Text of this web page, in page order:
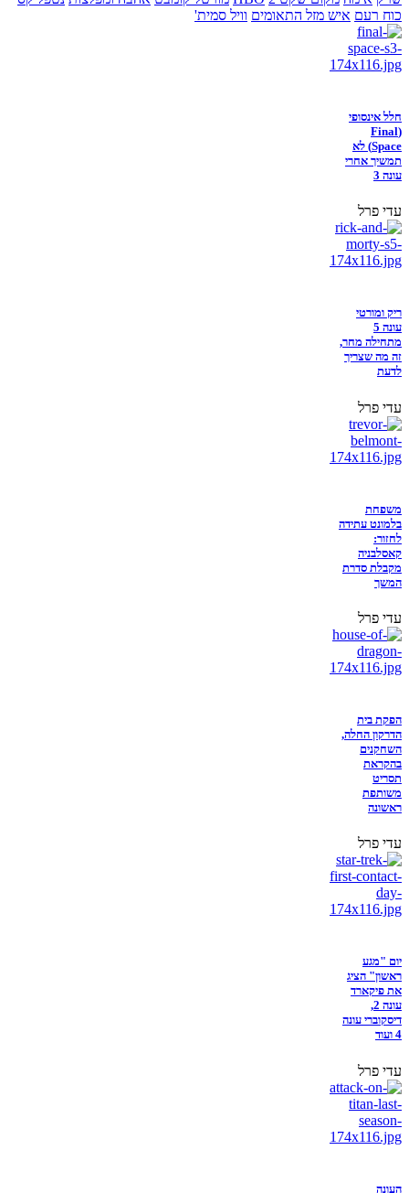
כוח רעם איש מזל התאומים וויל סמית'
חלל אינסופי
(Final
Space) לא
תמשיך אחרי
עונה 3
עדי פרל
ריק ומורטי
עונה 5
מתחילה מחר,
זה מה שצריך
לדעת
עדי פרל
משפחת
בלמונט עתידה
לחזור:
קאסלבניה
מקבלת סדרת
המשך
עדי פרל
הפקת בית
הדרקון החלה,
השחקנים
בהקראת
תסריט
משותפת
ראשונה
עדי פרל
יום "מגע
ראשון" הציג
את פיקארד
עונה 2,
דיסקוברי עונה
4 ועוד
עדי פרל
העונה